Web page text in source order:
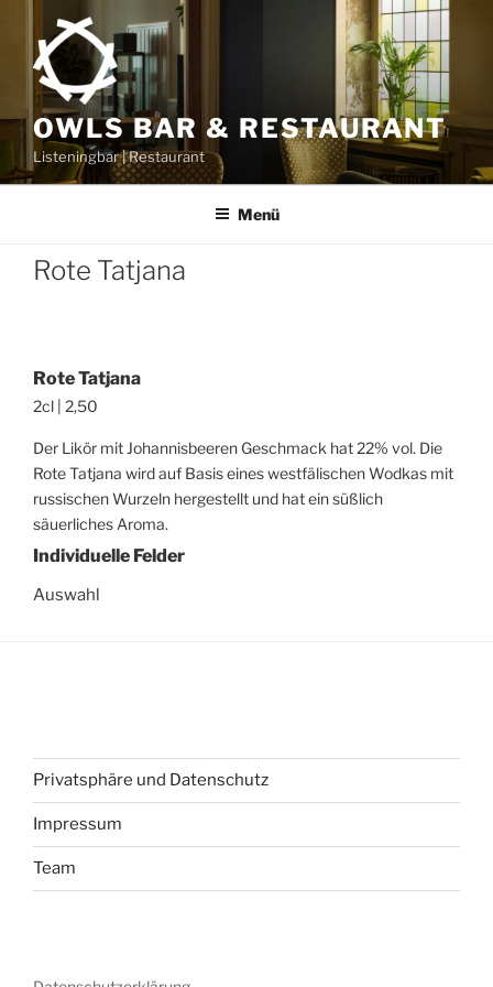
Inhalt
springen
OWLS BAR & RESTAURANT
Listeningbar | Restaurant
Menü
Rote Tatjana
Rote Tatjana
2cl | 2,50
Der Likör mit Johannisbeeren Geschmack hat 22% vol. Die
Rote Tatjana wird auf Basis eines westfälischen Wodkas mit
russischen Wurzeln hergestellt und hat ein süßlich
säuerliches Aroma.
Individuelle Felder
Auswahl
Privatsphäre und Datenschutz
Impressum
Team